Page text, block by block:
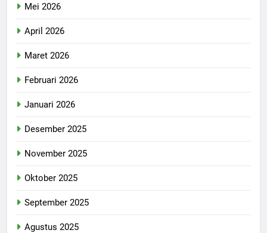
Mei 2026
April 2026
Maret 2026
Februari 2026
Januari 2026
Desember 2025
November 2025
Oktober 2025
September 2025
Agustus 2025